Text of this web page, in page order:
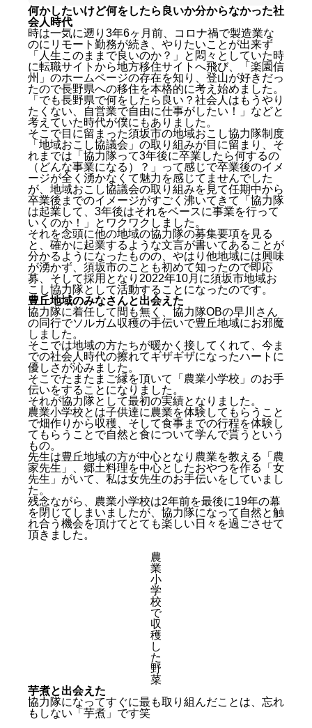
何かしたいけど何をしたら良いか分からなかった社
会人時代
時は一気に遡り3年6ヶ月前、コロナ禍で製造業な
のにリモート勤務が続き、やりたいことが出来ず
「人生このままで良いのか？」と悶々としていた時
に転職サイトから地方移住サイトへ飛び、「楽園信
州」のホームページの存在を知り、登山が好きだっ
たので長野県への移住を本格的に考え始めました。
「でも長野県で何をしたら良い？社会人はもうやり
たくない、自営業で自由に仕事がしたい！」などと
考えていた時代が僕にもありました。
そこで目に留まった須坂市の地域おこし協力隊制度
「地域おこし協議会」の取り組みが目に留まり、そ
れまでは「協力隊って3年後に卒業したら何するの
（どんな事業になる）？」って感じで卒業後のイメ
ージが全く湧かなくて魅力を感じてませんでした
が、地域おこし協議会の取り組みを見て任期中から
卒業後までのイメージがすごく沸いてきて「協力隊
は起業して、3年後はそれをベースに事業を行って
いくのか！」とワクワクしました。
それを念頭に他の地域の協力隊の募集要項を見る
と、確かに起業するような文言が書いてあることが
分かるようになったものの、やはり他地域には興味
が湧かず、須坂市のことも初めて知ったので即応
募、そして採用となり2022年10月に須坂市地域お
こし協力隊として活動することになったのです。
豊丘地域のみなさんと出会えた
協力隊に着任して間も無く、協力隊OBの早川さん
の同行でソルガム収穫の手伝いで豊丘地域にお邪魔
しました。
そこでは地域の方たちが暖かく接してくれて、今ま
での社会人時代の擦れてギザギザになったハートに
優しさが沁みました。
そこでたまたまご縁を頂いて「農業小学校」のお手
伝いをすることになりました。
それが協力隊として最初の実績となりました。
農業小学校とは子供達に農業を体験してもらうこと
で畑作りから収穫、そして食事までの行程を体験し
てもらうことで自然と食について学んで貰うという
もの。
先生は豊丘地域の方が中心となり農業を教える「農
家先生」、郷土料理を中心としたおやつを作る「女
先生」がいて、私は女先生のお手伝いをしていまし
た。
残念ながら、農業小学校は2年前を最後に19年の幕
を閉じてしまいましたが、協力隊になって自然と触
れ合う機会を頂けてとても楽しい日々を過ごさせて
頂きました。
農
業
小
学
校
で
収
穫
し
た
野
菜
芋煮と出会えた
協力隊になってすぐに最も取り組んだことは、忘れ
もしない「芋煮」です笑